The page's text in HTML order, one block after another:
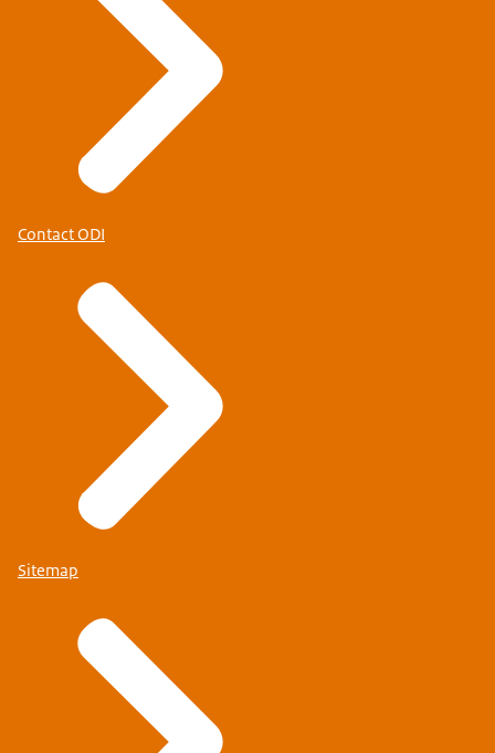
Meer informatie over uw rechten vindt u op de
'Privacy' (link opent in nieuw tabblad)
Contact ODI
Sitemap